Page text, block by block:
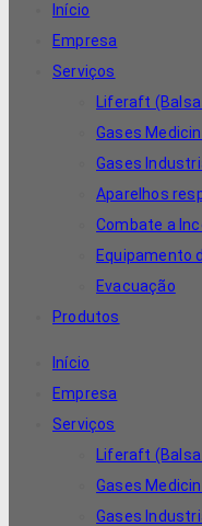
Início
Empresa
Serviços
Liferaft
Gases
Gases
Aparelhos
Combate a
Equipamento
Evacuação
Produtos
Início
Empresa
Serviços
Liferaft
Gases
Gases